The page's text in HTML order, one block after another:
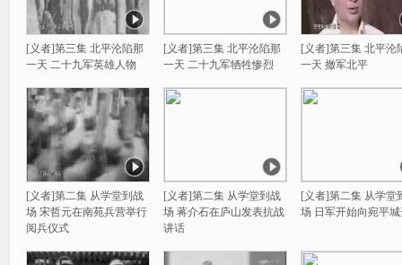
[义者]第三集 北平沦陷那
一天 二十九军英雄人物
[义者]第三集 北平沦陷那
一天 二十九军牺牲惨烈
[义者]第三集 北平沦
一天 撤军北平
[义者]第二集 从学堂到战
场 宋哲元在南苑兵营举行
阅兵仪式
[义者]第二集 从学堂到战
场 蒋介石在庐山发表抗战
讲话
[义者]第二集 从学堂
场 日军开始向宛平